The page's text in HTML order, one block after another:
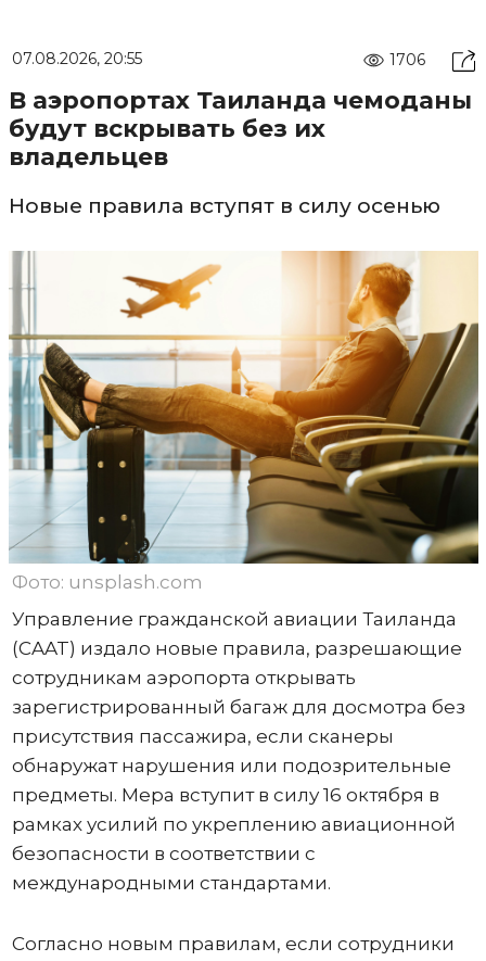
07.08.2026, 20:55 1706
В аэропортах Таиланда чемоданы
будут вскрывать без их
владельцев
Новые правила вступят в силу осенью
Фото: unsplash.com
Управление гражданской авиации Таиланда
(CAAT) издало новые правила, разрешающие
сотрудникам аэропорта открывать
зарегистрированный багаж для досмотра без
присутствия пассажира, если сканеры
обнаружат нарушения или подозрительные
предметы. Мера вступит в силу 16 октября в
рамках усилий по укреплению авиационной
безопасности в соответствии с
международными стандартами.
Согласно новым правилам, если сотрудники